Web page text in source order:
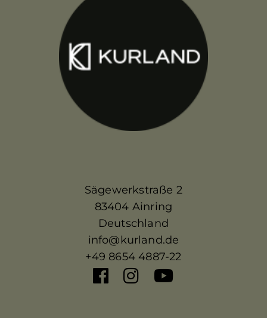
Sägewerkstraße 2
83404 Ainring
Deutschland
info@kurland.de
+49 8654 4887-22